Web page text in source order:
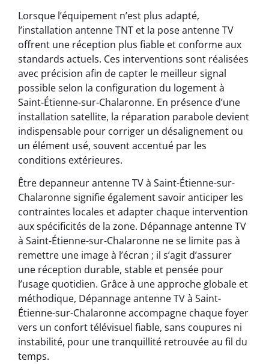
Lorsque l’équipement n’est plus adapté,
l’installation antenne TNT et la pose antenne TV
offrent une réception plus fiable et conforme aux
standards actuels. Ces interventions sont réalisées
avec précision afin de capter le meilleur signal
possible selon la configuration du logement à
Saint-Étienne-sur-Chalaronne. En présence d’une
installation satellite, la réparation parabole devient
indispensable pour corriger un désalignement ou
un élément usé, souvent accentué par les
conditions extérieures.
Être depanneur antenne TV à Saint-Étienne-sur-
Chalaronne signifie également savoir anticiper les
contraintes locales et adapter chaque intervention
aux spécificités de la zone. Dépannage antenne TV
à Saint-Étienne-sur-Chalaronne ne se limite pas à
remettre une image à l’écran ; il s’agit d’assurer
une réception durable, stable et pensée pour
l’usage quotidien. Grâce à une approche globale et
méthodique, Dépannage antenne TV à Saint-
Étienne-sur-Chalaronne accompagne chaque foyer
vers un confort télévisuel fiable, sans coupures ni
instabilité, pour une tranquillité retrouvée au fil du
temps.